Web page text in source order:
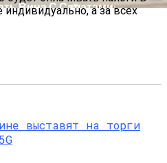
Реальность Безнадежной
Вина С Салатами:
АЛКОМАГ
индивидуально, а за всех